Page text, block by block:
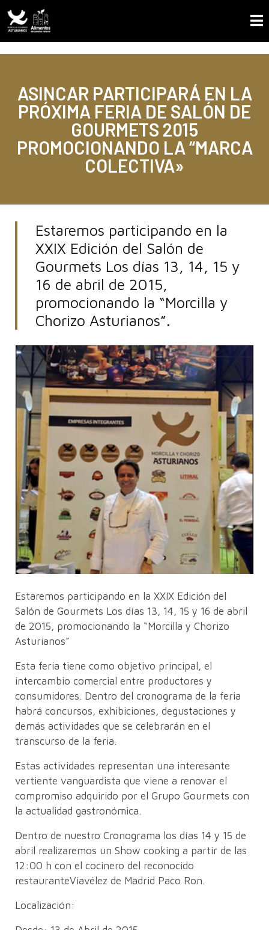
ASINCAR PARTICIPARÁ EN LA
PRÓXIMA FERIA DE SALÓN DE
GOURMETS 2015
PROMOCIONANDO LA “MARCA
COLECTIVA»
Estaremos participando en la
XXIX Edición del Salón de
Gourmets Los días 13, 14, 15 y
16 de abril de 2015,
promocionando la “Morcilla y
Chorizo Asturianos”.
Estaremos participando en la XXIX Edición del
Salón de Gourmets Los días 13, 14, 15 y 16 de abril
de 2015, promocionando la “Morcilla y Chorizo
Asturianos”
Esta feria tiene como objetivo principal, el
intercambio comercial entre productores y
consumidores. Dentro del cronograma de la feria
habrá concursos, exhibiciones, degustaciones y
demás actividades que se celebrarán en el
transcurso de la feria.
Estas actividades representan una interesante
vertiente vanguardista que viene a renovar el
compromiso adquirido por el Grupo Gourmets con
la actualidad gastronómica.
Dentro de nuestro Cronograma los días 14 y 15 de
abril realizaremos un Show cooking a partir de las
12:00 h con el cocinero del reconocido
restauranteViavélez de Madrid Paco Ron.
Localización: